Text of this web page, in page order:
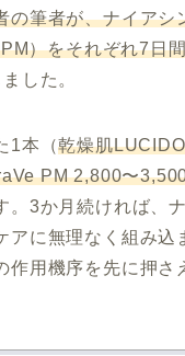
の筆者が、ナイア
）をそれぞれ7日
した。
1本（乾燥肌
PM 2,800〜
3か月続ければ、
に無理なく組み込
作用機序を先に押さ